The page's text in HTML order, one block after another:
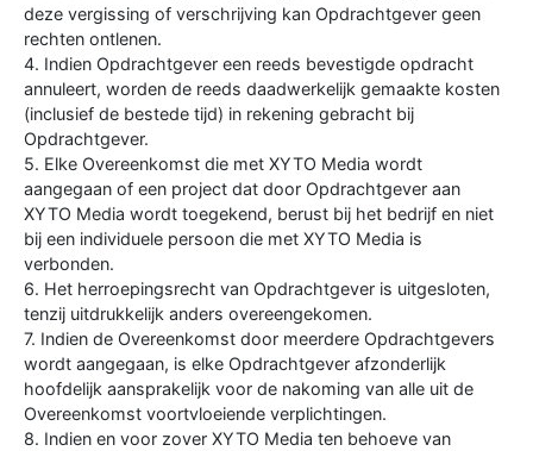
deze vergissing of verschrijving kan Opdrachtgever geen
rechten ontlenen.
4. Indien Opdrachtgever een reeds bevestigde opdracht
annuleert, worden de reeds daadwerkelijk gemaakte kosten
(inclusief de bestede tijd) in rekening gebracht bij
Opdrachtgever.
5. Elke Overeenkomst die met XYTO Media wordt
aangegaan of een project dat door Opdrachtgever aan
XYTO Media wordt toegekend, berust bij het bedrijf en niet
bij een individuele persoon die met XYTO Media is
verbonden.
6. Het herroepingsrecht van Opdrachtgever is uitgesloten,
tenzij uitdrukkelijk anders overeengekomen.
7. Indien de Overeenkomst door meerdere Opdrachtgevers
wordt aangegaan, is elke Opdrachtgever afzonderlijk
hoofdelijk aansprakelijk voor de nakoming van alle uit de
Overeenkomst voortvloeiende verplichtingen.
8. Indien en voor zover XYTO Media ten behoeve van